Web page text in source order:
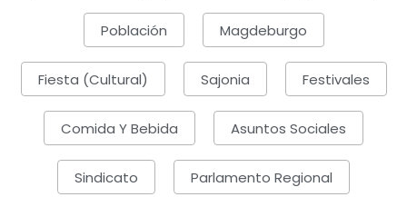
Población Magdeburgo
Fiesta (cultural) Sajonia Festivales
Comida Y Bebida Asuntos Sociales
Sindicato Parlamento Regional